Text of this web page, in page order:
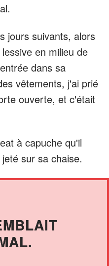
jours suivants, alors
en milieu de
dans sa
vêtements, j'ai prié
ouverte, et c'était
à capuche qu'il
sur sa chaise.